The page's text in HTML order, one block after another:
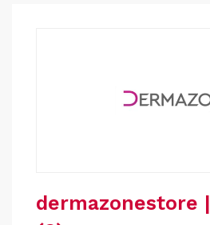
dermazonestore | ديرمازون